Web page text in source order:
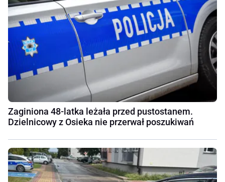
Zaginiona 48-latka leżała przed pustostanem.
Dzielnicowy z Osieka nie przerwał poszukiwań